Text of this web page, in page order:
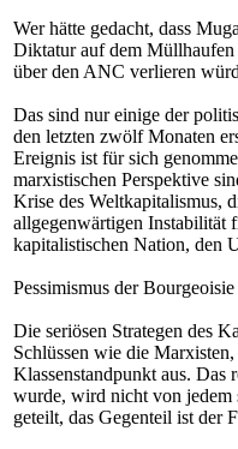
Wer hätte gedacht, dass
Diktatur auf dem
über den ANC verlieren
Das sind nur einige der
den letzten zwölf Monaten
Ereignis ist für sich
marxistischen Perspektive
Krise des Weltkapitalismus,
allgegenwärtigen Instabilität
kapitalistischen Nation, den
Pessimismus der Bourgeoisie
Die seriösen Strategen des
Schlüssen wie die
Klassenstandpunkt aus. Das
wurde, wird nicht von jedem
geteilt, das Gegenteil ist der